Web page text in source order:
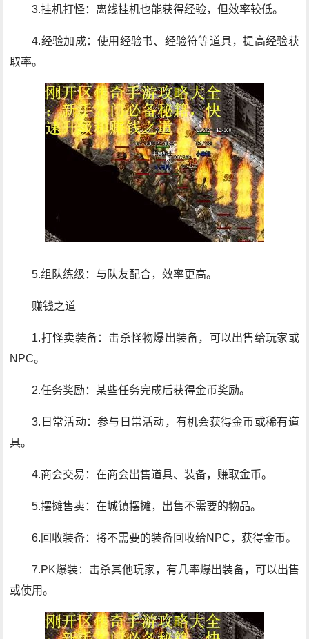
3.挂机打怪：离线挂机也能获得经验，但效率较低。
4.经验加成：使用经验书、经验符等道具，提高经验获
取率。
5.组队练级：与队友配合，效率更高。
赚钱之道
1.打怪卖装备：击杀怪物爆出装备，可以出售给玩家或
NPC。
2.任务奖励：某些任务完成后获得金币奖励。
3.日常活动：参与日常活动，有机会获得金币或稀有道
具。
4.商会交易：在商会出售道具、装备，赚取金币。
5.摆摊售卖：在城镇摆摊，出售不需要的物品。
6.回收装备：将不需要的装备回收给NPC，获得金币。
7.PK爆装：击杀其他玩家，有几率爆出装备，可以出售
或使用。